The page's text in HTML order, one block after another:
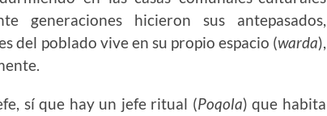
generaciones hicieron sus antepasados,
del poblado vive en su propio espacio (warda),
sí que hay un jefe ritual (Poqola) que habita